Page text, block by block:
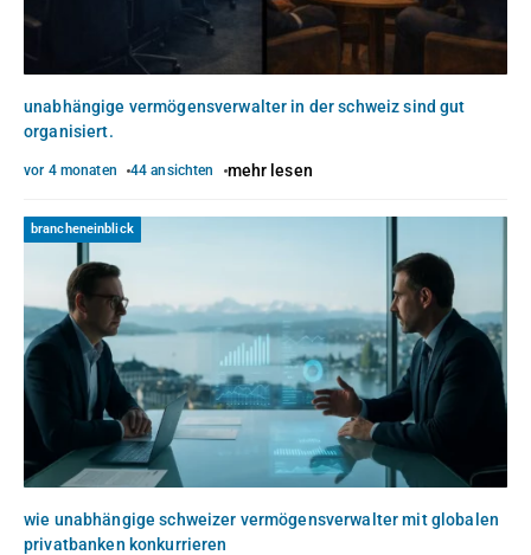
unabhängige vermögensverwalter in der schweiz sind gut
organisiert.
vor 4 monaten 44 ansichten mehr lesen
brancheneinblick
wie unabhängige schweizer vermögensverwalter mit globalen
privatbanken konkurrieren